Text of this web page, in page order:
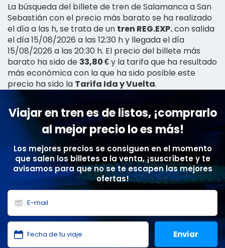
La búsqueda del billete de tren de Salamanca a San
Sebastián con el precio más barato se ha realizado
el día a las h, se trata de un tren REG.EXP.con salida
el día 15/08/2026 a las 12:30 h y llegada el día
15/08/2026 a las 20:30 h. El precio del billete más
barato ha sido de 33,80 €y la tarifa que ha resultado
más económica con la que ha sido posible este
precio ha sido la Tarifa Ida y Vuelta.
Viajar en tren es de listos, ¡comprarlo
al mejor precio lo es más!
Los mejores precios se consiguen en el momento
que salen los billetes a la venta, ¡suscríbete y te
avisamos para que no se te escapen las mejores
ofertas!